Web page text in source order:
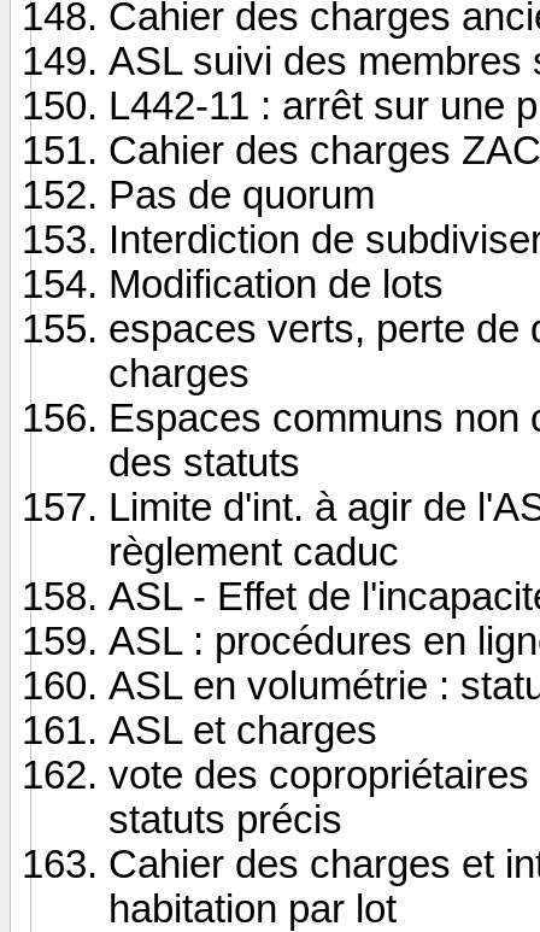
Cahier des charges
ASL suivi des membres
L442-11 : arrêt sur une
Cahier des charges
Pas de quorum
Interdiction de
Modification de lots
espaces verts, perte de
charges
Espaces communs non
des statuts
Limite d'int. à agir de
règlement caduc
ASL - Effet de
ASL : procédures en
ASL en volumétrie :
ASL et charges
vote des
statuts précis
Cahier des charges et
habitation par lot